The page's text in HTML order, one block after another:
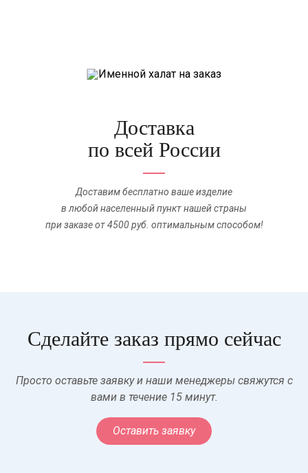
Доставка
по всей России
Доставим бесплатно ваше изделие
в любой населенный пункт нашей страны
при заказе от 4500 руб. оптимальным способом!
Сделайте заказ прямо сейчас
Просто оставьте заявку и наши менеджеры свяжутся с
вами в течение 15 минут.
Оставить заявку